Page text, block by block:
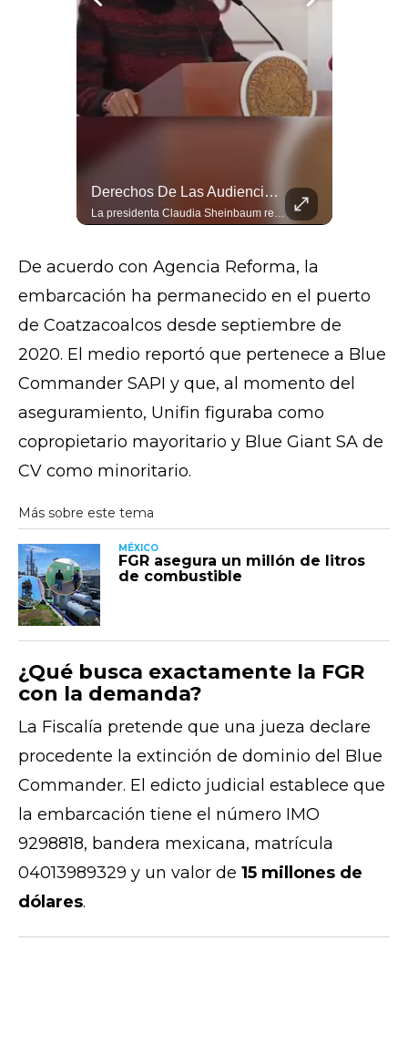
Derechos De Las Audiencias: Sheinbaum Esperará Resultados De La Consulta Pública
La presidenta Claudia Sheinbaum reiteró que los lineamientos de los Derechos de las Audiencias siguen en consulta pública. Los resultados finales se presentarán la próxima semana para definir el documento. ¿Qué opinas de esta medida? #ClaudiaSheinbaum #DerechosDeAudiencias #ElImparcial
De acuerdo con Agencia Reforma, la
embarcación ha permanecido en el puerto
de Coatzacoalcos desde septiembre de
2020. El medio reportó que pertenece a Blue
Commander SAPI y que, al momento del
aseguramiento, Unifin figuraba como
copropietario mayoritario y Blue Giant SA de
CV como minoritario.
MÉXICO
FGR asegura un millón de litros
de combustible
¿Qué busca exactamente la FGR
con la demanda?
La Fiscalía pretende que una jueza declare
procedente la extinción de dominio del Blue
Commander. El edicto judicial establece que
la embarcación tiene el número IMO
9298818, bandera mexicana, matrícula
04013989329 y un valor de 15 millones de
dólares.